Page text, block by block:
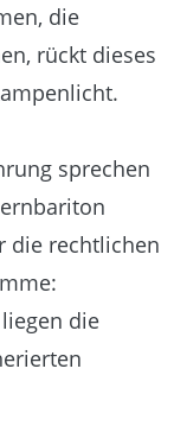
die
rückt dieses
sprechen
die rechtlichen
die